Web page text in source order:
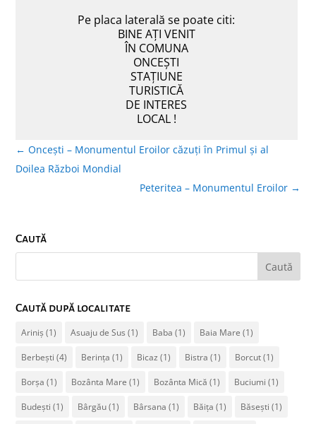
Pe placa laterală se poate citi:
BINE AȚI VENIT
ÎN COMUNA
ONCEȘTI
STAȚIUNE
TURISTICĂ
DE INTERES
LOCAL !
← Oncești – Monumentul Eroilor căzuți în Primul și al
Doilea Război Mondial
Peteritea – Monumentul Eroilor →
Caută
Caută după localitate
Ariniș (1) Asuaju de Sus (1) Baba (1) Baia Mare (1)
Berbești (4) Berința (1) Bicaz (1) Bistra (1) Borcut(1)
Borșa (1) Bozânta Mare (1) Bozânta Mică (1) Buciumi (1)
Budești (1) Bârgău(1) Bârsana (1) Băița (1) Băsești (1)